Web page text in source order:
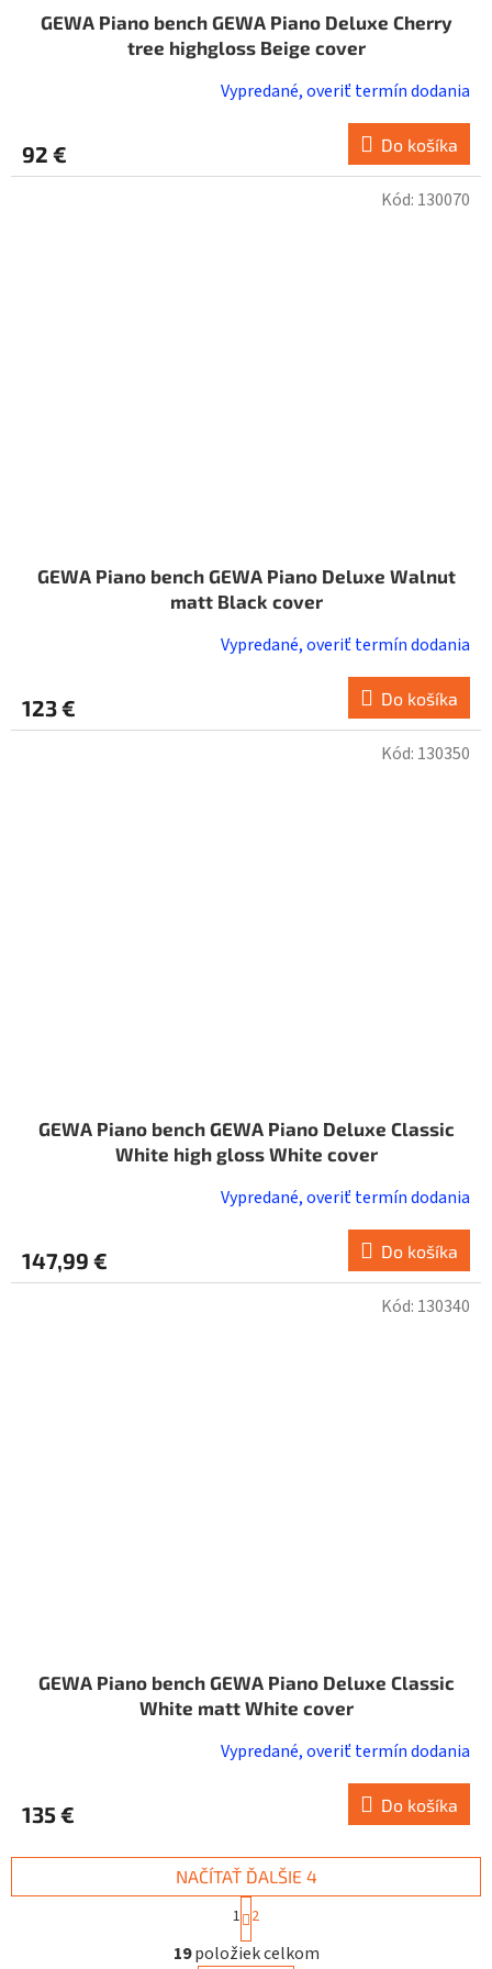
GEWA Piano bench GEWA Piano Deluxe Cherry
tree highgloss Beige cover
Vypredané, overiť termín dodania
92 € Do košíka
GEWA Piano bench GEWA Piano Deluxe Walnut
matt Black cover
Vypredané, overiť termín dodania
123 € Do košíka
Kód: 130070
GEWA Piano bench GEWA Piano Deluxe Classic
White high gloss White cover
Vypredané, overiť termín dodania
147,99 € Do košíka
Kód: 130350
GEWA Piano bench GEWA Piano Deluxe Classic
White matt White cover
Vypredané, overiť termín dodania
135 € Do košíka
Kód: 130340
O
v
NAČÍTAŤ ĎALŠIE 4
t
r
á
1 2
19položiek celkom